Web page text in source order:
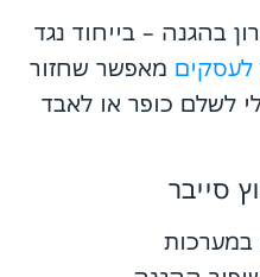
בהגנה – בייחוד נגד
לעסקים מאפשר שחזור
לשלם כופר או לאבד
סייבר
במערכות